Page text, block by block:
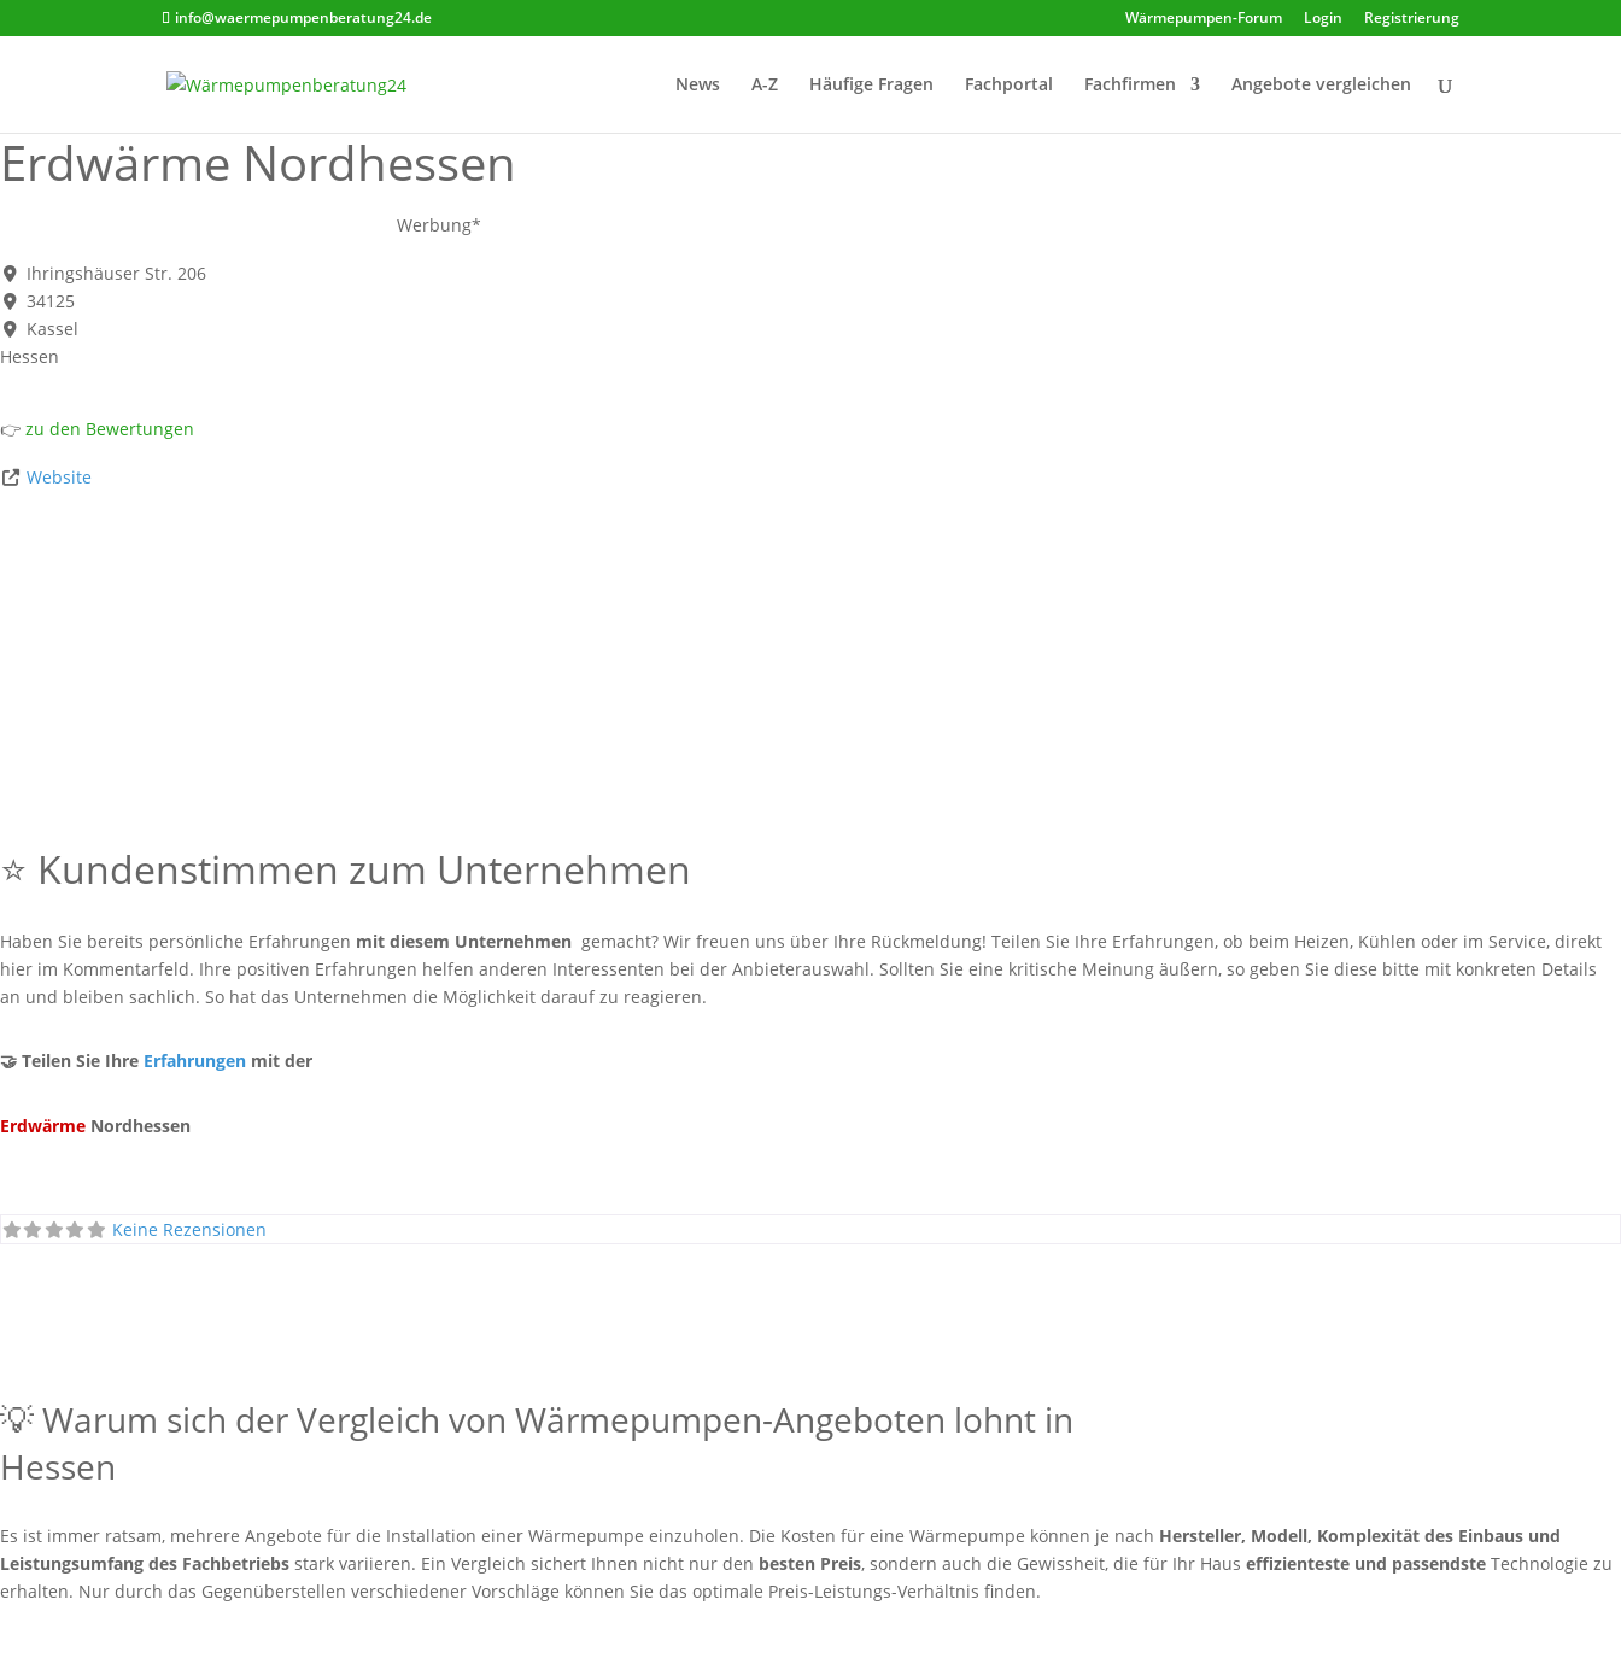
info@waermepumpenberatung24.de Wärmepumpen-Forum Login Registrierung
News A-Z Häufige Fragen Fachportal Fachfirmen Angebote vergleichen
Erdwärme Nordhessen
Werbung*
Ihringshäuser Str. 206
34125
Kassel
Hessen
👉 zu den Bewertungen
Website
⭐ Kundenstimmen zum Unternehmen
Haben Sie bereits persönliche Erfahrungen mit diesem Unternehmen gemacht? Wir freuen uns über Ihre Rückmeldung! Teilen Sie Ihre Erfahrungen, ob beim Heizen, Kühlen oder im Service, direkt
hier im Kommentarfeld. Ihre positiven Erfahrungen helfen anderen Interessenten bei der Anbieterauswahl. Sollten Sie eine kritische Meinung äußern, so geben Sie diese bitte mit konkreten Details
an und bleiben sachlich. So hat das Unternehmen die Möglichkeit darauf zu reagieren.
🤝 Teilen Sie Ihre Erfahrungen mit der
Erdwärme Nordhessen
Keine Rezensionen
💡 Warum sich der Vergleich von Wärmepumpen-Angeboten lohnt in
Hessen
Es ist immer ratsam, mehrere Angebote für die Installation einer Wärmepumpe einzuholen. Die Kosten für eine Wärmepumpe können je nach Hersteller, Modell, Komplexität des Einbaus und
Leistungsumfang des Fachbetriebs stark variieren. Ein Vergleich sichert Ihnen nicht nur den besten Preis, sondern auch die Gewissheit, die für Ihr Haus effizienteste und passendste Technologie zu
erhalten. Nur durch das Gegenüberstellen verschiedener Vorschläge können Sie das optimale Preis-Leistungs-Verhältnis finden.